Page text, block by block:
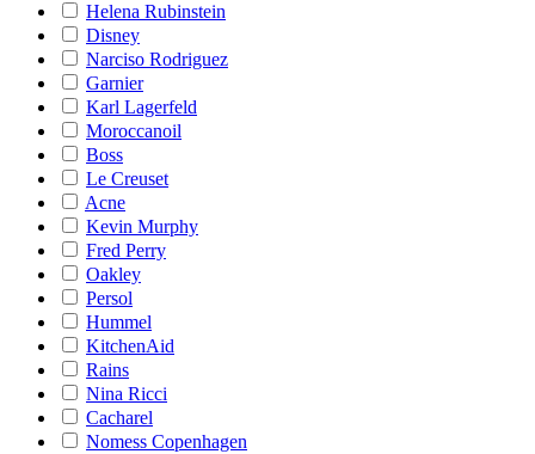
Helena Rubinstein
Disney
Narciso Rodriguez
Garnier
Karl Lagerfeld
Moroccanoil
Boss
Le Creuset
Acne
Kevin Murphy
Fred Perry
Oakley
Persol
Hummel
KitchenAid
Rains
Nina Ricci
Cacharel
Nomess Copenhagen